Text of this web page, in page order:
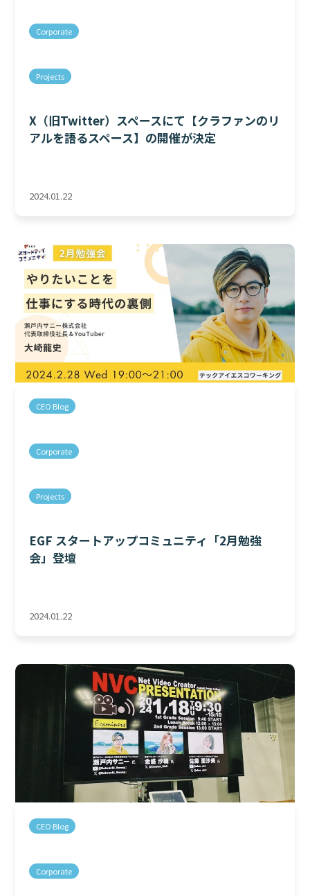
Corporate
Projects
X（旧Twitter）スペースにて【クラファンのリ
アルを語るスペース】の開催が決定
2024.01.22
CEO Blog
Corporate
Projects
EGF スタートアップコミュニティ「2月勉強
会」登壇
2024.01.22
CEO Blog
Corporate